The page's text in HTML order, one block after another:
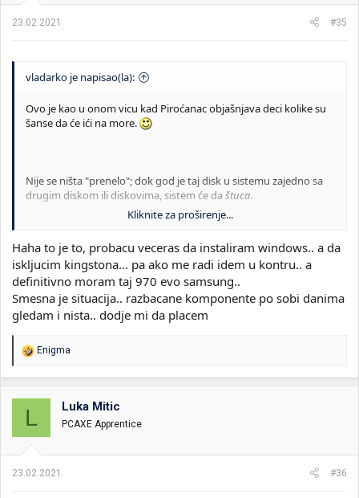
:
23.02.2021. #35
vladarko je napisao(la):
Ovo je kao u onom vicu kad Piroćanac objašnjava deci kolike su
šanse da će ići na more.
Nije se ništa "prenelo"; dok god je taj disk u sistemu zajedno sa
drugim diskom ili diskovima, sistem će daštuca.
Mada i dalje ostaje mogućnost da je neki virusčić.
Preporuka iz zmajevog gnezda
Speichermedien online kaufen | Samsung DE
Samsung Speichermedien im offiziellen Samsung
Online Shop kaufen. Produkte vergleichen ✓
Kliknite za proširenje...
Haha to je to, probacu veceras da instaliram windows.. a da
iskljucim kingstona... pa ako me radi idem u kontru.. a
definitivno moram taj 970 evo samsung..
Smesna je situacija.. razbacane komponente po sobi danima
gledam i nista.. dodje mi da placem
R
a
o
a
n
:
Enigma
L Luka Mitic
PCAXE Apprentice
23.02.2021. #36